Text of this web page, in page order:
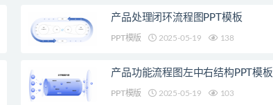
产品处理闭环流程图PPT模板
PPT模版 2025-05-19 138
产品功能流程图左中右结构PPT模板
PPT模版 2025-05-19 103